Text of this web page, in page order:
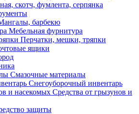
скотч, фумлента, серпянка
барбекю
Мебельная фурнитура
Перчатки, мешки, тряпки
ящики
Смазочные материалы
Снегоуборочный инвентарь
Средства от грызунов и
защиты